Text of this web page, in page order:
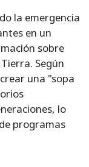
la emergencia
en un
sobre
Según
una "sopa
lo
programas